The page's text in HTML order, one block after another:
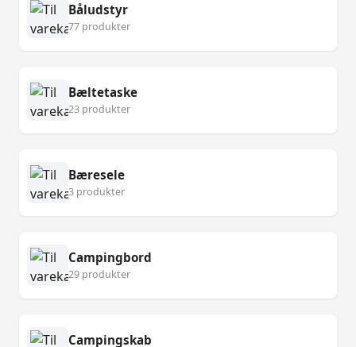
Båludstyr
77 produkter
Bæltetaske
23 produkter
Bæresele
3 produkter
Campingbord
29 produkter
Campingskab